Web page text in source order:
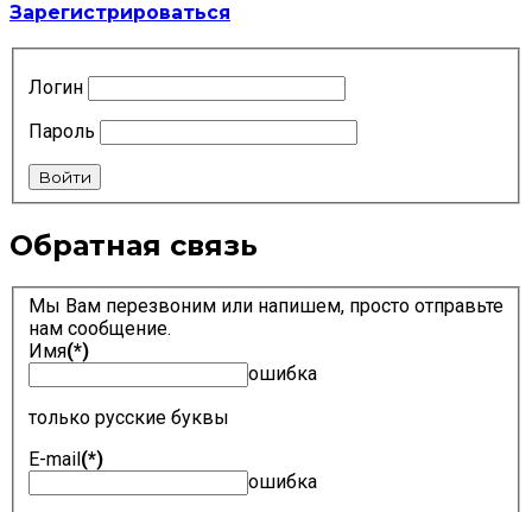
Зарегистрироваться
Логин
Пароль
Войти
Обратная связь
Мы Вам перезвоним или напишем, просто отправьте
нам сообщение.
Имя(*)
ошибка
только русские буквы
E-mail(*)
ошибка